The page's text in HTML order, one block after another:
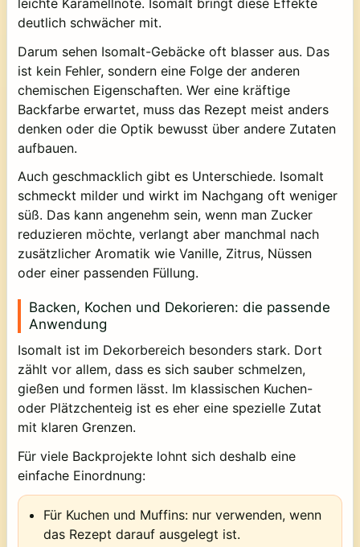
leichte Karamellnote. Isomalt bringt diese Effekte
deutlich schwächer mit.
Darum sehen Isomalt-Gebäcke oft blasser aus. Das
ist kein Fehler, sondern eine Folge der anderen
chemischen Eigenschaften. Wer eine kräftige
Backfarbe erwartet, muss das Rezept meist anders
denken oder die Optik bewusst über andere Zutaten
aufbauen.
Auch geschmacklich gibt es Unterschiede. Isomalt
schmeckt milder und wirkt im Nachgang oft weniger
süß. Das kann angenehm sein, wenn man Zucker
reduzieren möchte, verlangt aber manchmal nach
zusätzlicher Aromatik wie Vanille, Zitrus, Nüssen
oder einer passenden Füllung.
Backen, Kochen und Dekorieren: die passende
Anwendung
Isomalt ist im Dekorbereich besonders stark. Dort
zählt vor allem, dass es sich sauber schmelzen,
gießen und formen lässt. Im klassischen Kuchen-
oder Plätzchenteig ist es eher eine spezielle Zutat
mit klaren Grenzen.
Für viele Backprojekte lohnt sich deshalb eine
einfache Einordnung:
Für Kuchen und Muffins: nur verwenden, wenn
das Rezept darauf ausgelegt ist.